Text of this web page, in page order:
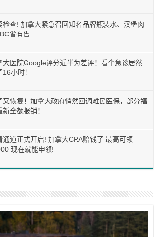
检查! 加拿大紧急召回知名品牌瓶装水、汉堡肉
省有售
大医院Google评分近半为差评！看个急诊居然
16小时！
又恢复！加拿大政府悄然回调难民医保，部分福
新全额报销！
通道正式开启! 加拿大CRA赔钱了 最高可领
现在就能申领!